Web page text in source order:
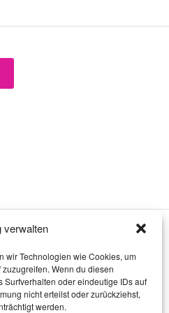
verwalten
wir Technologien wie Cookies, um
Wenn du diesen
Surfverhalten oder eindeutige IDs auf
nicht erteilst oder zurückziehst,
werden.